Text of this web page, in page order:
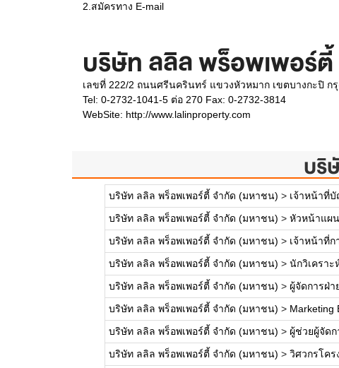
2.สมัครทาง E-mail
บริษัท ลลิล พร็อพเพอร์
เลขที่ 222/2 ถนนศรีนครินทร์ แขวงหัวหมาก เขตบางกะปิ ก
Tel: 0-2732-1041-5 ต่อ 270 Fax: 0-2732-3814
WebSite: http://www.lalinproperty.com
บริ
บริษัท ลลิล พร็อพเพอร์ตี้ จำกัด (มหาชน) > เจ้าหน้าที่
บริษัท ลลิล พร็อพเพอร์ตี้ จำกัด (มหาชน) > หัวหน้าแผ
บริษัท ลลิล พร็อพเพอร์ตี้ จำกัด (มหาชน) > เจ้าหน้าที่ก
บริษัท ลลิล พร็อพเพอร์ตี้ จำกัด (มหาชน) > นักวิเคราะ
บริษัท ลลิล พร็อพเพอร์ตี้ จำกัด (มหาชน) > ผู้จัดการฝ่
บริษัท ลลิล พร็อพเพอร์ตี้ จำกัด (มหาชน) > Marketing
บริษัท ลลิล พร็อพเพอร์ตี้ จำกัด (มหาชน) > ผู้ช่วยผู้จัดก
บริษัท ลลิล พร็อพเพอร์ตี้ จำกัด (มหาชน) > วิศวกรโคร